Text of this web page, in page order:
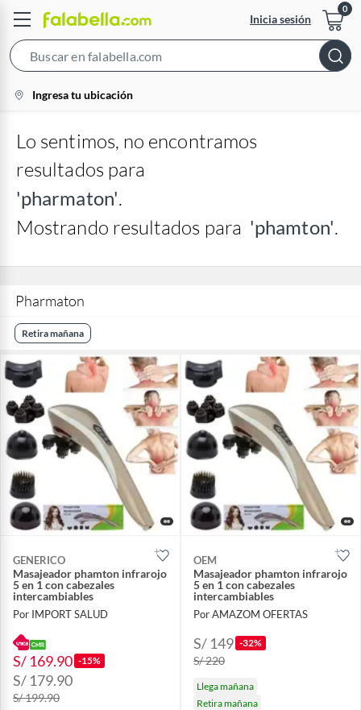
Inicia sesión
Bar
location-
icon
Ingresa tu ubicación
Lo sentimos, no encontramos
resultados para
'pharmaton'.
Mostrando resultados para 'phamton'.
Pharmaton
Retira mañana
GENERICO
Masajeador phamton infrarojo
5 en 1 con cabezales
intercambiables
Por IMPORT SALUD
S/ 169.90 -15%
S/ 179.90
S/ 199.90
OEM
Masajeador phamton infrarojo
5 en 1 con cabezales
intercambiables
Por AMAZOM OFERTAS
S/ 149 -32%
S/ 220
Llega mañana
Retira mañana